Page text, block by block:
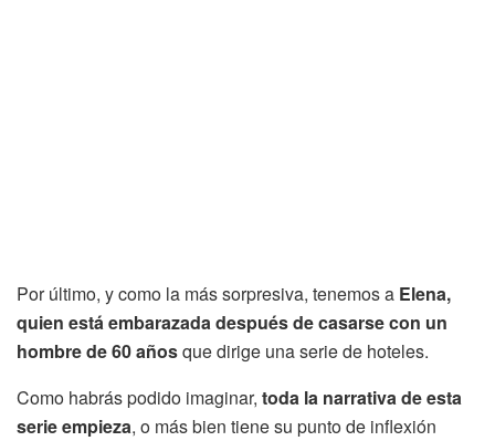
Por último, y como la más sorpresiva, tenemos a Elena,
quien está embarazada después de casarse con un
hombre de 60 añosque dirige una serie de hoteles.
Como habrás podido imaginar, toda la narrativa de esta
serie empieza, o más bien tiene su punto de inflexión